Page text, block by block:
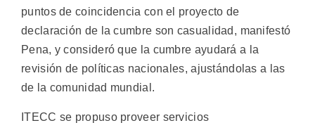
puntos de coincidencia con el proyecto de
declaración de la cumbre son casualidad, manifestó
Pena, y consideró que la cumbre ayudará a la
revisión de políticas nacionales, ajustándolas a las
de la comunidad mundial.
ITECC se propuso proveer servicios